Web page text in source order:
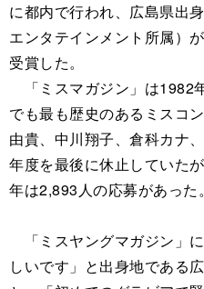
に都内で行われ、広島県出
エンタテインメント所属）
受賞した。
「ミスマガジン」は1982
でも最も歴史のあるミスコ
由貴、中川翔子、倉科カナ
年度を最後に休止していた
年は2,893人の応募があった。
「ミスヤングマガジン」
しいです」と出身地である